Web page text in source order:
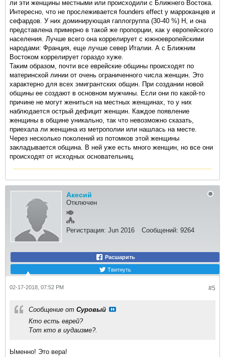
ли эти женщины местными или происходили с Ближнего Востока.
Интересно, что не прослеживается founders effect у марроканцев и
сефардов. У них доминирующая гаплогруппа (30-40 %) H, и она
представлена примерно в такой же пропорции, как у европейского
населения. Лучше всего она коррелирует с южноевропейскими
народами: Франция, еще лучше север Италии. А с Ближним
Востоком коррелирует гораздо хуже.
Таким образом, почти все еврейские общины происходят по
материнской линии от очень ограниченного числа женщин. Это
характерно для всех эмигрантских общин. При создании новой
общины ее создают в основном мужчины. Если они по какой-то
причине не могут жениться на местных женщинах, то у них
наблюдается острый дефицит женщин. Каждое появление
женщины в общине уникально, так что невозможно сказать,
приехала ли женщина из метрополии или нашлась на месте.
Через несколько поколений из потомков этой женщины
закладывается община. В ней уже есть много женщин, но все они
происходят от исходных основательниц.
Акесий
Отключен
Регистрация: Jun 2016 Сообщений: 9264
Расшарить
Твитнуть
#5
02-17-2018, 07:52 PM
Сообщение от Суровый
Кто есть еврей?
Тот кто в иудаизме?.
Ыменно! Это вера!